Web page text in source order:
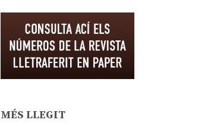
MÉS LLEGIT